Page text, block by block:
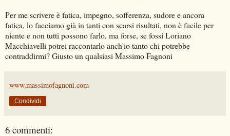
Per me scrivere è fatica, impegno, sofferenza, sudore e ancora
fatica, lo facciamo già in tanti con scarsi risultati, non è facile per
niente e non tutti possono farlo, ma forse, se fossi Loriano
Macchiavelli potrei raccontarlo anch'io tanto chi potrebbe
contraddirmi? Giusto un qualsiasi Massimo Fagnoni
www.massimofagnoni.com
Condividi
6 commenti: